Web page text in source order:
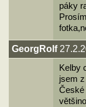
páky
GeorgRolf
Kelby
jsem
České